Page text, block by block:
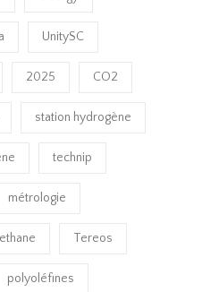
UnitySC
2025 CO2
station hydrogène
technip
métrologie
Tereos
polyoléfines